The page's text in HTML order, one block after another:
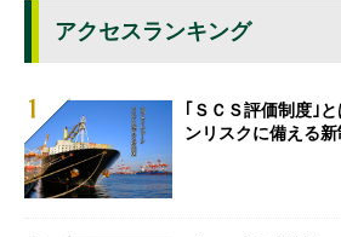
アクセスランキング
｢ＳＣＳ評価制度｣
ンリスクに備える